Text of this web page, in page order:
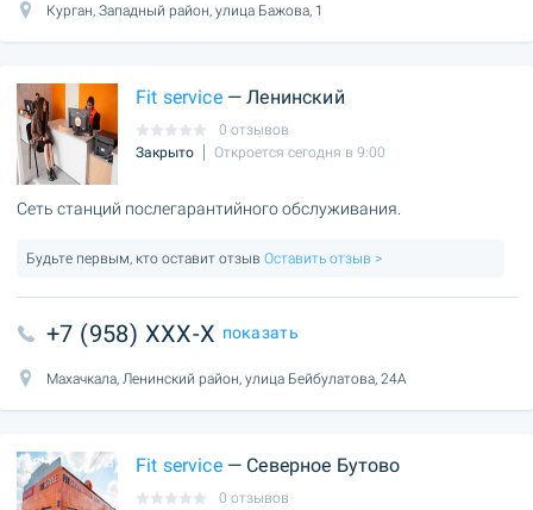
Курган, Западный район, улица Бажова, 1
Fit service— Ленинский
0 отзывов
Закрыто
Откроется сегодня в 9:00
Сеть станций послегарантийного обслуживания.
Будьте первым, кто оставит отзыв Оставить отзыв >
+7 (958) XXX-X показать
Махачкала, Ленинский район, улица Бейбулатова, 24А
Fit service— Северное Бутово
0 отзывов